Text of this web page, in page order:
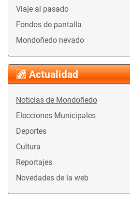
Viaje al pasado
Fondos de pantalla
Mondoñedo nevado
Actualidad
Noticias de Mondoñedo
Elecciones Municipales
Deportes
Cultura
Reportajes
Novedades de la web